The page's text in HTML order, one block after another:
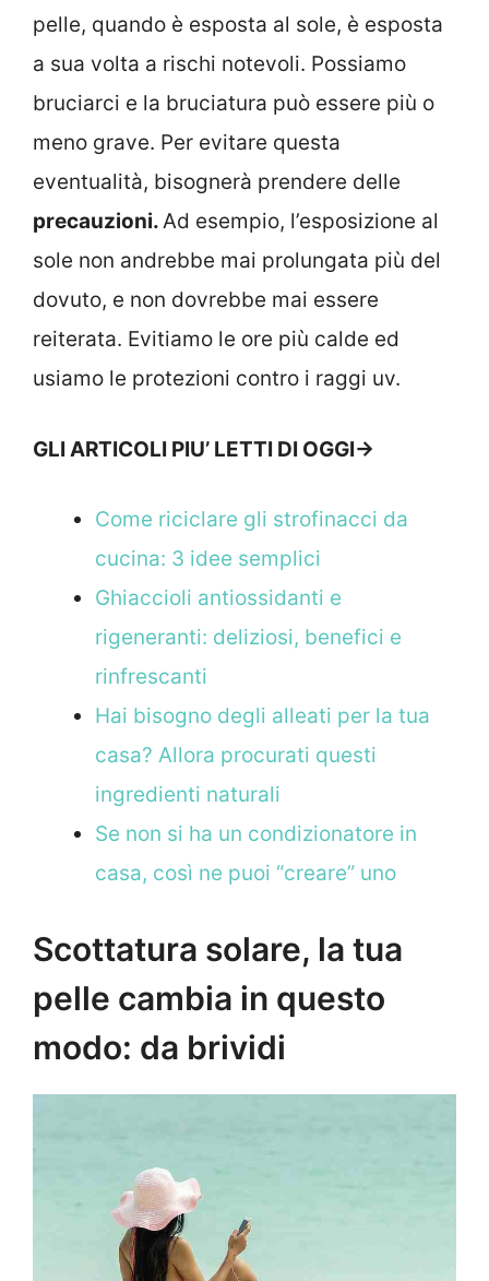
pelle, quando è esposta al sole, è esposta
a sua volta a rischi notevoli. Possiamo
bruciarci e la bruciatura può essere più o
meno grave. Per evitare questa
eventualità, bisognerà prendere delle
precauzioni.Ad esempio, l’esposizione al
sole non andrebbe mai prolungata più del
dovuto, e non dovrebbe mai essere
reiterata. Evitiamo le ore più calde ed
usiamo le protezioni contro i raggi uv.
GLI ARTICOLI PIU’ LETTI DI OGGI->
Come riciclare gli strofinacci da
cucina: 3 idee semplici
Ghiaccioli antiossidanti e
rigeneranti: deliziosi, benefici e
rinfrescanti
Hai bisogno degli alleati per la tua
casa? Allora procurati questi
ingredienti naturali
Se non si ha un condizionatore in
casa, così ne puoi “creare” uno
Scottatura solare, la tua
pelle cambia in questo
modo: da brividi